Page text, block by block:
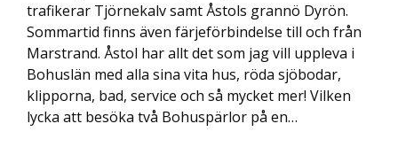
trafikerar Tjörnekalv samt Åstols grannö Dyrön.
Sommartid finns även färjeförbindelse till och från
Marstrand. Åstol har allt det som jag vill uppleva i
Bohuslän med alla sina vita hus, röda sjöbodar,
klipporna, bad, service och så mycket mer! Vilken
lycka att besöka två Bohuspärlor på en…